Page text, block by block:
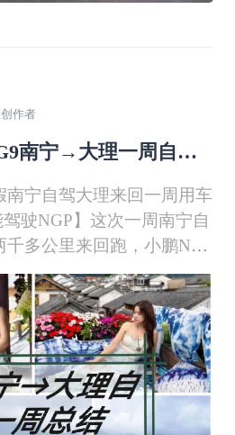
创作者
南宁→大理一周自驾
南宁自驾大理来回一周用车
驶NGP】这次一周南宁自
多公里来回跑，小鹏NGP
的最大底气。314天累计辅
，一半以上的行驶里程
辅助驾驶时长85.1小时，这
，